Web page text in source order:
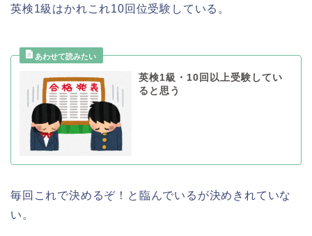
英検1級はかれこれ10回位受験している。
英検1級・10回以上受験してい
ると思う
毎回これで決めるぞ！と臨んでいるが決めきれていな
い。